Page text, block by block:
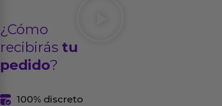
¿Cómo
recibirás tu
pedido?
100% discreto